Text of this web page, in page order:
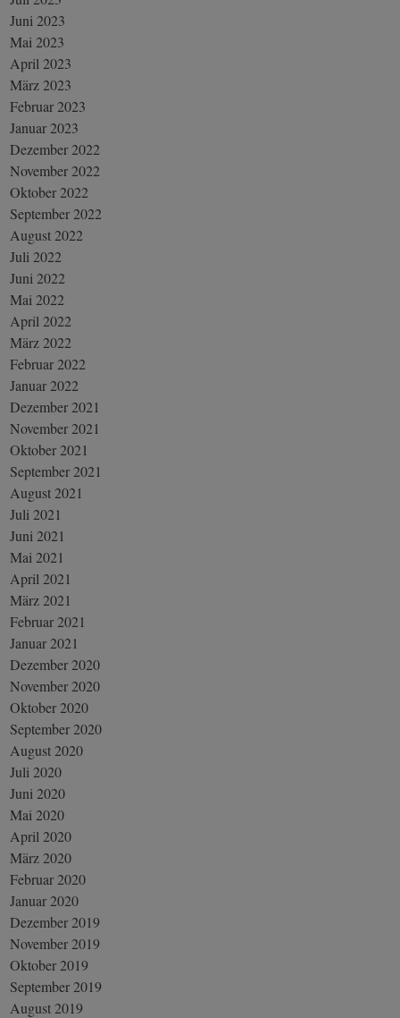
Juni 2023
Mai 2023
April 2023
März 2023
Februar 2023
Januar 2023
Dezember 2022
November 2022
Oktober 2022
September 2022
August 2022
Juli 2022
Juni 2022
Mai 2022
April 2022
März 2022
Februar 2022
Januar 2022
Dezember 2021
November 2021
Oktober 2021
September 2021
August 2021
Juli 2021
Juni 2021
Mai 2021
April 2021
März 2021
Februar 2021
Januar 2021
Dezember 2020
November 2020
Oktober 2020
September 2020
August 2020
Juli 2020
Juni 2020
Mai 2020
April 2020
März 2020
Februar 2020
Januar 2020
Dezember 2019
November 2019
Oktober 2019
September 2019
August 2019